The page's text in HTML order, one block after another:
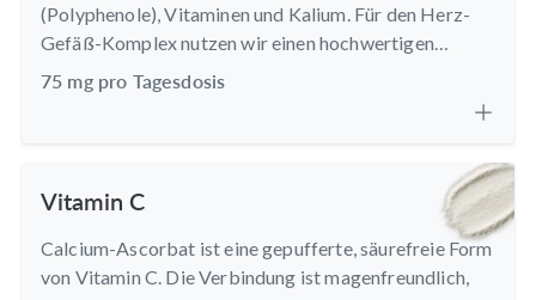
(Polyphenole), Vitaminen und Kalium. Für den Herz-
Gefäß-Komplex nutzen wir einen hochwertigen
Granatapfel-Extrakt mit einem Anteil von 50,7 %
Polyphenolen.
75 mg pro Tagesdosis
Vitamin C
Calcium-Ascorbat ist eine gepufferte, säurefreie Form
von Vitamin C. Die Verbindung ist magenfreundlich,